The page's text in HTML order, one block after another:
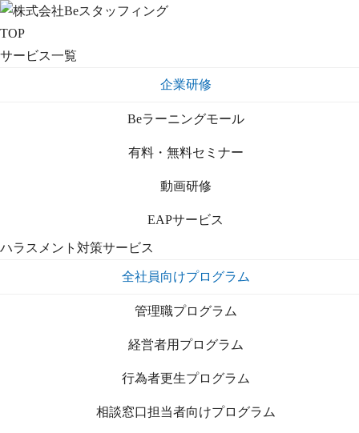
TOP
サービス一覧
企業研修
Beラーニングモール
有料・無料セミナー
動画研修
EAPサービス
ハラスメント対策サービス
全社員向けプログラム
管理職プログラム
経営者用プログラム
行為者更生プログラム
相談窓口担当者向けプログラム